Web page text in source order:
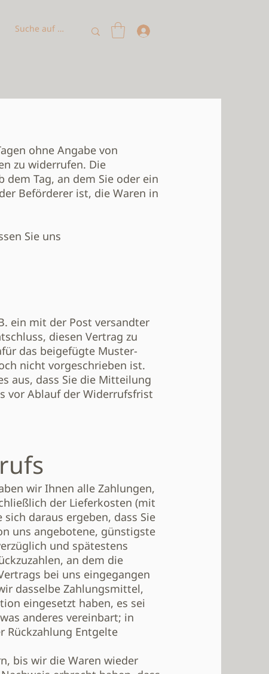
ohne Angabe von
zu widerrufen. Die
Tag, an dem Sie oder ein
Beförderer ist, die Waren in
Sie uns
ein mit der Post versandter
diesen Vertrag zu
das beigefügte Muster-
nicht vorgeschrieben ist.
aus, dass Sie die Mitteilung
vor Ablauf der Widerrufsfrist
wir Ihnen alle Zahlungen,
der Lieferkosten (mit
daraus ergeben, dass Sie
uns angebotene, günstigste
und spätestens
an dem die
bei uns eingegangen
dasselbe Zahlungsmittel,
eingesetzt haben, es sei
anderes vereinbart; in
Rückzahlung Entgelte
bis wir die Waren wieder